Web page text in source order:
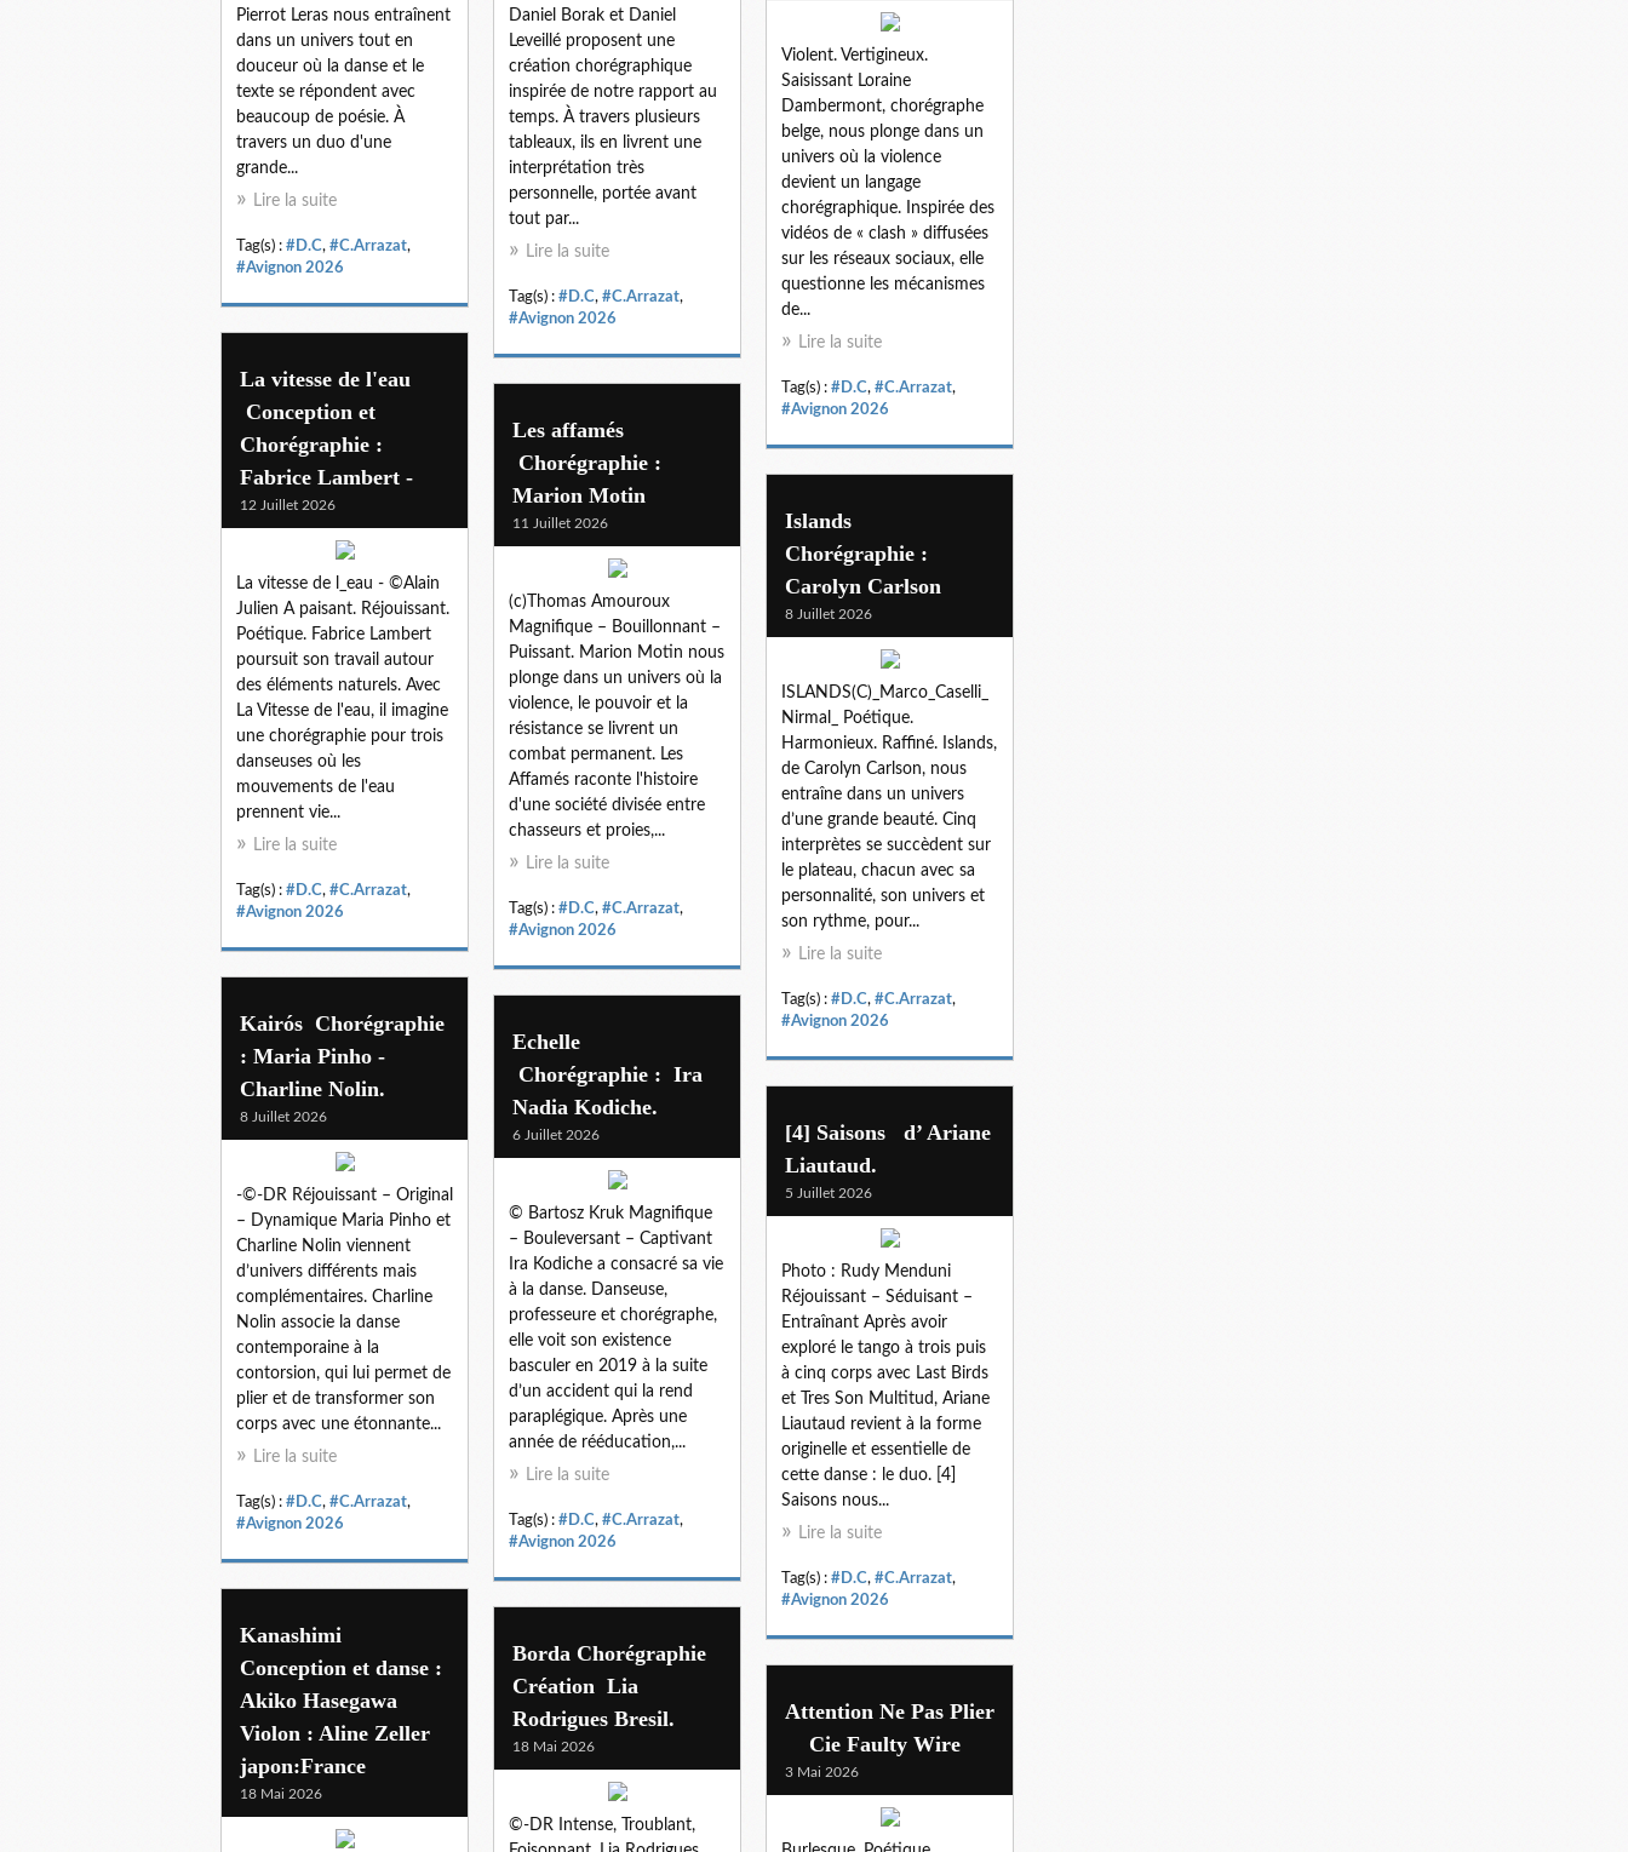
Pierrot Leras nous entraînent
dans un univers tout en
douceur où la danse et le
texte se répondent avec
beaucoup de poésie. À
travers un duo d'une
grande...
Lire la suite
Tag(s) : #D.C, #C.Arrazat,
#Avignon 2026
Daniel Borak et Daniel
Leveillé proposent une
création chorégraphique
inspirée de notre rapport au
temps. À travers plusieurs
tableaux, ils en livrent une
interprétation très
personnelle, portée avant
tout par...
Lire la suite
Tag(s) : #D.C, #C.Arrazat,
#Avignon 2026
Violent. Vertigineux.
Saisissant Loraine
Dambermont, chorégraphe
belge, nous plonge dans un
univers où la violence
devient un langage
chorégraphique. Inspirée des
vidéos de « clash » diffusées
sur les réseaux sociaux, elle
questionne les mécanismes
de...
Lire la suite
Tag(s) : #D.C, #C.Arrazat,
#Avignon 2026
La vitesse de l'eau
Conception et
Chorégraphie :
Fabrice Lambert -
12 Juillet 2026
La vitesse de l_eau - ©Alain
Julien A paisant. Réjouissant.
Poétique. Fabrice Lambert
poursuit son travail autour
des éléments naturels. Avec
La Vitesse de l'eau, il imagine
une chorégraphie pour trois
danseuses où les
mouvements de l'eau
prennent vie...
Lire la suite
Tag(s) : #D.C, #C.Arrazat,
#Avignon 2026
Les affamés
Chorégraphie :
Marion Motin
11 Juillet 2026
(c)Thomas Amouroux
Magnifique – Bouillonnant –
Puissant. Marion Motin nous
plonge dans un univers où la
violence, le pouvoir et la
résistance se livrent un
combat permanent. Les
Affamés raconte l'histoire
d'une société divisée entre
chasseurs et proies,...
Lire la suite
Tag(s) : #D.C, #C.Arrazat,
#Avignon 2026
Islands
Chorégraphie :
Carolyn Carlson
8 Juillet 2026
ISLANDS(C)_Marco_Caselli_
Nirmal_ Poétique.
Harmonieux. Raffiné. Islands,
de Carolyn Carlson, nous
entraîne dans un univers
d’une grande beauté. Cinq
interprètes se succèdent sur
le plateau, chacun avec sa
personnalité, son univers et
son rythme, pour...
Lire la suite
Tag(s) : #D.C, #C.Arrazat,
#Avignon 2026
Kairós Chorégraphie
: Maria Pinho -
Charline Nolin.
8 Juillet 2026
-©-DR Réjouissant – Original
– Dynamique Maria Pinho et
Charline Nolin viennent
d’univers différents mais
complémentaires. Charline
Nolin associe la danse
contemporaine à la
contorsion, qui lui permet de
plier et de transformer son
corps avec une étonnante...
Lire la suite
Tag(s) : #D.C, #C.Arrazat,
#Avignon 2026
Echelle
Chorégraphie : Ira
Nadia Kodiche.
6 Juillet 2026
© Bartosz Kruk Magnifique
– Bouleversant – Captivant
Ira Kodiche a consacré sa vie
à la danse. Danseuse,
professeure et chorégraphe,
elle voit son existence
basculer en 2019 à la suite
d’un accident qui la rend
paraplégique. Après une
année de rééducation,...
Lire la suite
Tag(s) : #D.C, #C.Arrazat,
#Avignon 2026
[4] Saisons d’ Ariane
Liautaud.
5 Juillet 2026
Photo : Rudy Menduni
Réjouissant – Séduisant –
Entraînant Après avoir
exploré le tango à trois puis
à cinq corps avec Last Birds
et Tres Son Multitud, Ariane
Liautaud revient à la forme
originelle et essentielle de
cette danse : le duo. [4]
Saisons nous...
Lire la suite
Tag(s) : #D.C, #C.Arrazat,
#Avignon 2026
Kanashimi
Conception et danse :
Akiko Hasegawa
Violon : Aline Zeller
japon:France
18 Mai 2026
Borda Chorégraphie
Création Lia
Rodrigues Bresil.
18 Mai 2026
©-DR Intense, Troublant,
Attention Ne Pas Plier
Cie Faulty Wire
3 Mai 2026